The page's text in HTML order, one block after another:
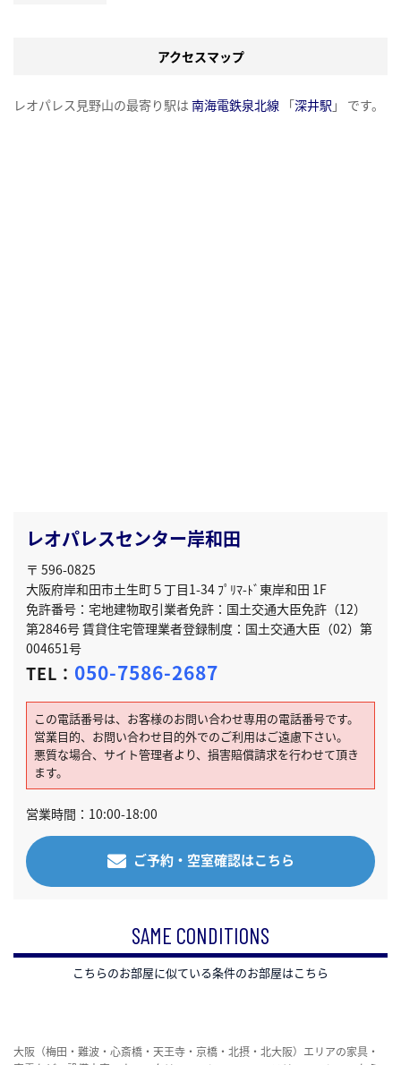
アクセスマップ
レオパレス見野山の最寄り駅は 南海電鉄泉北線 「深井駅 」 です。
レオパレスセンター岸和田
〒 596-0825
大阪府岸和田市土生町５丁目1-34 ﾌﾟﾘﾏ-ﾄﾞ東岸和田 1F
免許番号：宅地建物取引業者免許：国土交通大臣免許（12）
第2846号 賃貸住宅管理業者登録制度：国土交通大臣（02）第
004651号
TEL： 050-7586-2687
この電話番号は、お客様のお問い合わせ専用の電話番号です。
営業目的、お問い合わせ目的外でのご利用はご遠慮下さい。
悪質な場合、サイト管理者より、損害賠償請求を行わせて頂き
ます。
営業時間：10:00-18:00
ご予約・空室確認はこちら
SAME CONDITIONS
こちらのお部屋に似ている条件のお部屋はこちら
大阪（梅田・難波・心斎橋・天王寺・京橋・北摂・北大阪）エリアの家具・